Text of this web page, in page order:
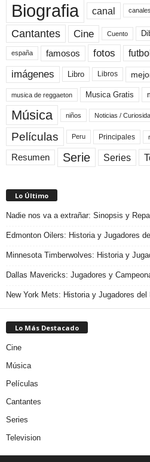
Biografia canal canales
Cantantes Cine Cuento
españa famosos fotos futbol
imágenes Libro Libros
musica de reggaeton Musica Gratis
Música niños Noticias /
Películas Peru Principales
Resumen Serie Series
Lo Último
Nadie nos va a extrañar: Sinopsis y
Edmonton Oilers: Historia y Jugadores
Minnesota Timberwolves: Historia y
Dallas Mavericks: Jugadores y
New York Mets: Historia y Jugadores del
Lo Más Destacado
Cine
Música
Películas
Cantantes
Series
Television